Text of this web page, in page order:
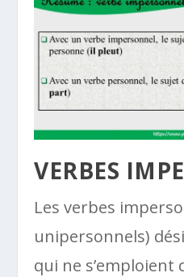
VERBES
Les verbes
unipersonnels)
qui ne s’emploient